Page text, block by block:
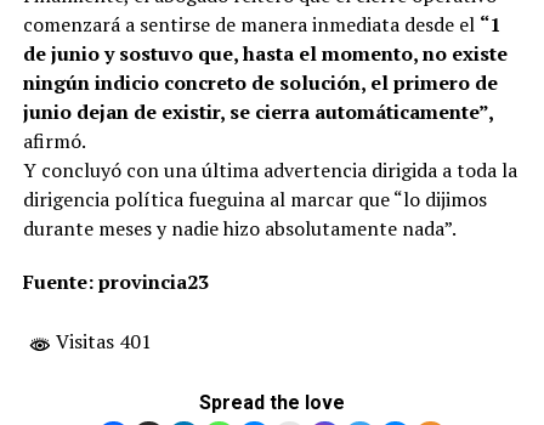
comenzará a sentirse de manera inmediata desde el “1
de junio y sostuvo que, hasta el momento, no existe
ningún indicio concreto de solución, el primero de
junio dejan de existir, se cierra automáticamente”,
afirmó.
Y concluyó con una última advertencia dirigida a toda la
dirigencia política fueguina al marcar que “lo dijimos
durante meses y nadie hizo absolutamente nada”.
Fuente: provincia23
Visitas 401
Spread the love